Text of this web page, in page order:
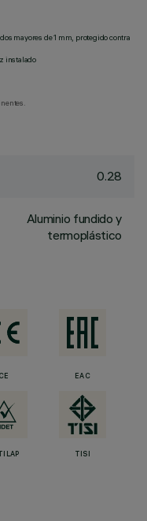
mayores de 1 mm, protegido contra
instalado
0.28
Aluminio fundido y
termoplástico
CE EAC
TISI